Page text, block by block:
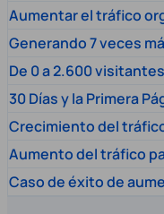
Aumentar el tráfico
Generando 7 veces
De 0 a 2.600
30 Días y la Primera
Crecimiento del
Aumento del tráfico
Caso de éxito de